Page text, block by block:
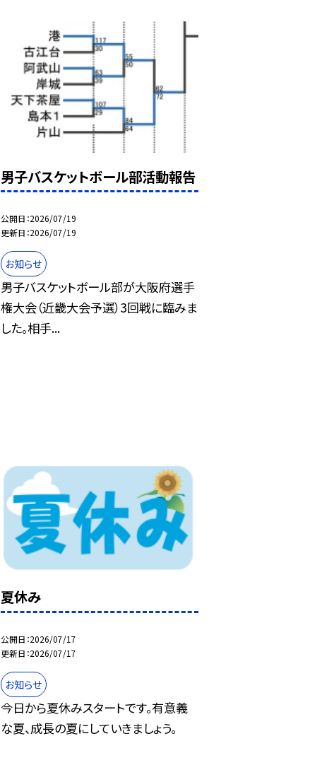
男子バスケットボール部活動報告
公開日 2026/07/19
更新日 2026/07/19
お知らせ
男子バスケットボール部が大阪府選手
権大会（近畿大会予選）3回戦に臨みま
した。相手...
夏休み
公開日 2026/07/17
更新日 2026/07/17
お知らせ
今日から夏休みスタートです。有意義
な夏、成長の夏にしていきましょう。